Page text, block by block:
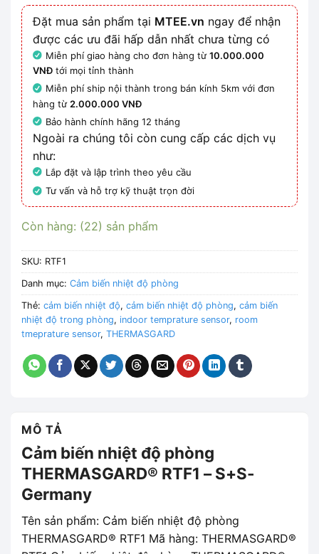
Đặt mua sản phẩm tại MTEE.vn ngay để nhận
được các ưu đãi hấp dẫn nhất chưa từng có
Miễn phí giao hàng cho đơn hàng từ10.000.000
VNĐ tới mọi tỉnh thành
Miễn phí ship nội thành trong bán kính 5km với đơn
hàng từ 2.000.000 VNĐ
Bảo hành chính hãng 12 tháng
Ngoài ra chúng tôi còn cung cấp các dịch vụ
như:
Lắp đặt và lập trình theo yêu cầu
Tư vấn và hỗ trợ kỹ thuật trọn đời
Còn hàng: (22) sản phẩm
SKU: RTF1
Danh mục: Cảm biến nhiệt độ phòng
Thẻ: cảm biến nhiệt độ, cảm biến nhiệt độ phòng, cảm biến
nhiệt độ trong phòng, indoor temprature sensor, room
tmeprature sensor, THERMASGARD
MÔ TẢ
Cảm biến nhiệt độ phòng
THERMASGARD® RTF1 – S+S-
Germany
Tên sản phẩm: Cảm biến nhiệt độ phòng
THERMASGARD® RTF1 Mã hàng: THERMASGARD®